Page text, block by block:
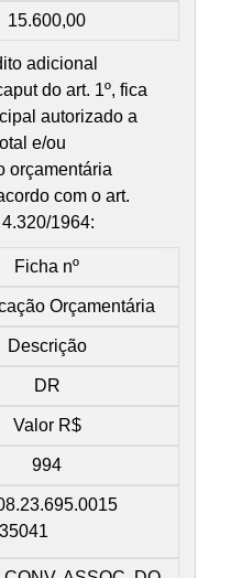
15.600,00
adicional
do art. 1º, fica
autorizado a
e/ou
orçamentária
com o art.
1964:
Ficha nº
Orçamentária
Descrição
DR
Valor R$
994